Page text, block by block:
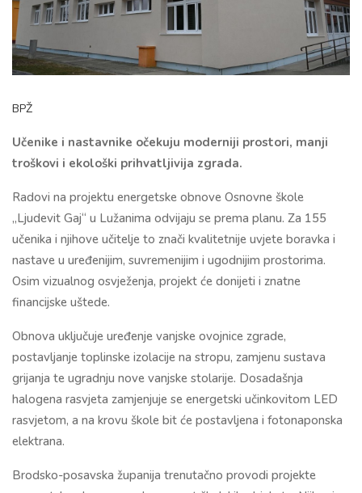
BPŽ
Učenike i nastavnike očekuju moderniji prostori, manji
troškovi i ekološki prihvatljivija zgrada.
Radovi na projektu energetske obnove Osnovne škole
„Ljudevit Gaj“ u Lužanima odvijaju se prema planu. Za 155
učenika i njihove učitelje to znači kvalitetnije uvjete boravka i
nastave u uređenijim, suvremenijim i ugodnijim prostorima.
Osim vizualnog osvježenja, projekt će donijeti i znatne
financijske uštede.
Obnova uključuje uređenje vanjske ovojnice zgrade,
postavljanje toplinske izolacije na stropu, zamjenu sustava
grijanja te ugradnju nove vanjske stolarije. Dosadašnja
halogena rasvjeta zamjenjuje se energetski učinkovitom LED
rasvjetom, a na krovu škole bit će postavljena i fotonaponska
elektrana.
Brodsko-posavska županija trenutačno provodi projekte